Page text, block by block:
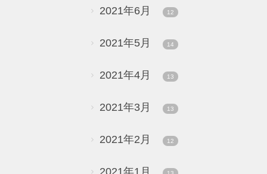
2021年6月 12
2021年5月 14
2021年4月 13
2021年3月 13
2021年2月 12
2021年1月